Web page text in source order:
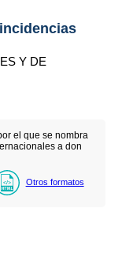
Y DE
el que se nombra
a don
Otros formatos